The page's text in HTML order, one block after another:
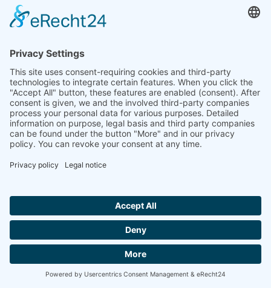
Evenementen
Over ons
Carrière
Opleiding
Vacatures
Contact
Landbouw
Driezijdige kippers
HKD 302
HKD 302-S
TKD 302
HKD 402
Haakarmcarriërs
THL 20
Schuifwagens
TAW 20